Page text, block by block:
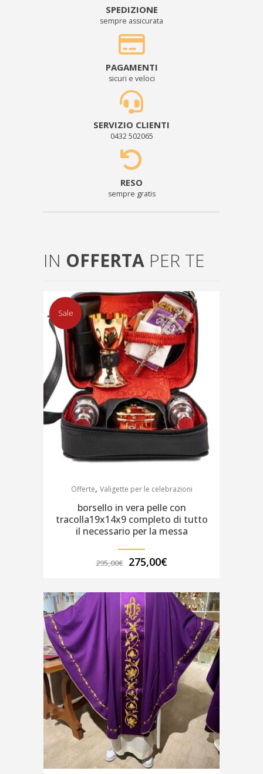
SPEDIZIONE
sempre assicurata
PAGAMENTI
sicuri e veloci
SERVIZIO CLIENTI
0432 502065
RESO
sempre gratis
IN OFFERTA PER TE
Sale
Offerte, Valigette per le celebrazioni
borsello in vera pelle con
tracolla19x14x9 completo di tutto
il necessario per la messa
295,00€
Il
era:
295,00€.
275,00€Il
è:
275,00€.